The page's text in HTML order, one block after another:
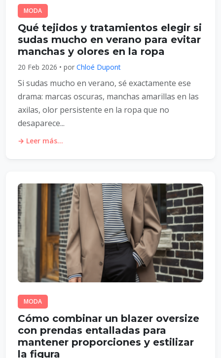
MODA
Qué tejidos y tratamientos elegir si
sudas mucho en verano para evitar
manchas y olores en la ropa
20 Feb 2026 • por Chloé Dupont
Si sudas mucho en verano, sé exactamente ese
drama: marcas oscuras, manchas amarillas en las
axilas, olor persistente en la ropa que no
desaparece...
→ Leer más...
MODA
Cómo combinar un blazer oversize
con prendas entalladas para
mantener proporciones y estilizar
la figura